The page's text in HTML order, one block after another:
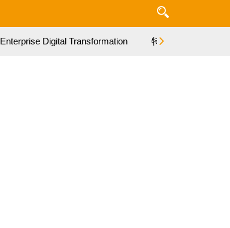
Enterprise Digital Transformation 特集